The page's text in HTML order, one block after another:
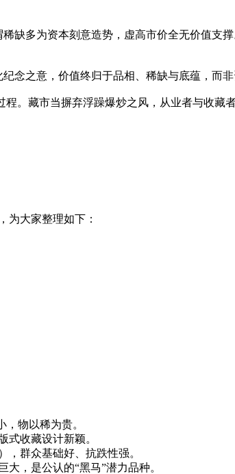
多为资本刻意造势，虚高市价全无价值支
之意，价值终归于品相、稀缺与底蕴，而非
藏市当摒弃浮躁爆炒之风，从业者与收藏
为大家整理如下：
物以稀为贵。
式收藏设计新颖。
，群众基础好、抗跌性强。
，是公认的“黑马”潜力品种。